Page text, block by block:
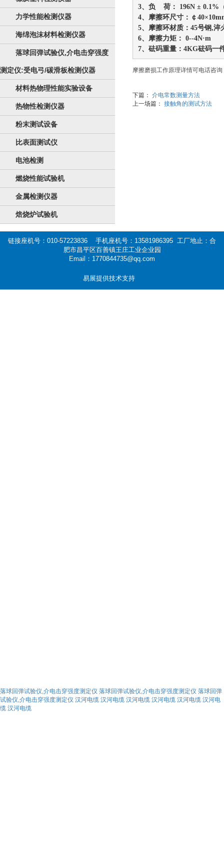
力学性能检测仪器
海绵泡沫材料检测仪器
落球回弹试验仪,介电击穿强度
测定仪:受电弓/碳滑板检测仪器
材料热物理性能实验设备
热物性检测仪器
粉末测试设备
比表面测试仪
电池检测
燃烧性能试验机
金属检测仪器
焙烧炉试验机
3、负    荷： 196N ± 0.1%
4、摩擦环尺寸：￠ 40×
5、摩擦环材质： 45号钢,淬
6、摩擦力矩： 0--4N·m
7、砝码重量： 4KG砝码一
摩擦磨损工作原理详情可电话咨询
下篇： 介电常数测量方法
上一场篇： 接触角的测试方法
链接座机号：010-57223836 手机座机号：13581986395 工厂地止：合
肥市昌平区百善镇王庄工业企业园
Email：1770844735@qq.com
易展提供技术支持
落球回弹试验仪,介电击穿强度测定仪 落球回弹试验仪,介电击穿强度测定仪 落球回弹
试验仪,介电击穿强度测定仪 汉河电缆 汉河电缆 汉河电缆 汉河电缆 汉河电缆 汉河电
缆 汉河电缆